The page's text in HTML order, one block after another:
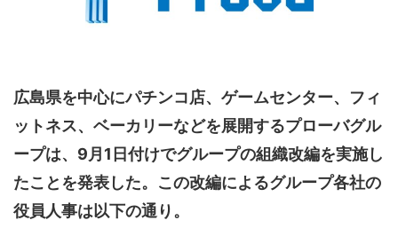
広島県を中心にパチンコ店、ゲームセンター、フィ
ットネス、ベーカリーなどを展開するプローバグル
ープは、9月1日付けでグループの組織改編を実施し
たことを発表した。この改編によるグループ各社の
役員人事は以下の通り。